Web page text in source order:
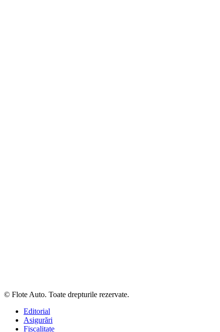
© Flote Auto. Toate drepturile rezervate.
Editorial
Asigurări
Fiscalitate